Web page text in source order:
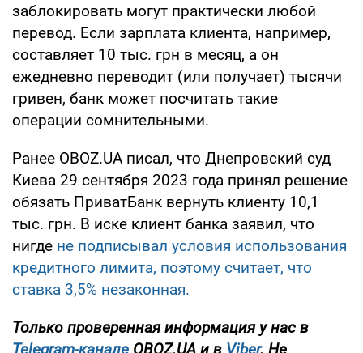
заблокировать могут практически любой
перевод. Если зарплата клиента, например,
составляет 10 тыс. грн в месяц, а он
ежедневно переводит (или получает) тысячи
гривен, банк может посчитать такие
операции сомнительными.
Ранее OBOZ.UA писал, что Днепровский суд
Киева 29 сентября 2023 года принял решение
обязать ПриватБанк вернуть клиенту 10,1
тыс. грн. В иске клиент банка заявил, что
нигде не подписывал условия использования
кредитного лимита, поэтому считает, что
ставка 3,5% незаконная.
Только проверенная информация у нас в
Telegram-канале OBOZ.UA и в Viber. Не